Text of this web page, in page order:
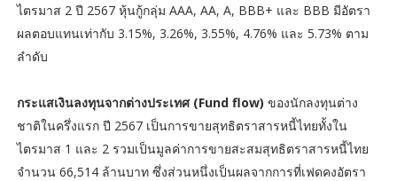
ไตรมาส 2 ปี 2567 หุ้นกู้กลุ่ม AAA, AA, A, BBB+ และ BBB มีอัตรา
ผลตอบแทนเท่ากับ 3.15%, 3.26%, 3.55%, 4.76% และ 5.73% ตาม
ลำดับ
กระแสเงินลงทุนจากต่างประเทศ (Fund flow) ของนักลงทุนต่าง
ชาติในครึ่งแรก ปี 2567 เป็นการขายสุทธิตราสารหนี้ไทยทั้งใน
ไตรมาส 1 และ 2 รวมเป็นมูลค่าการขายสะสมสุทธิตราสารหนี้ไทย
จำนวน 66,514 ล้านบาท ซึ่งส่วนหนึ่งเป็นผลจากการที่เฟดคงอัตรา